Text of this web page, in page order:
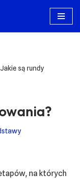
Jakie są rundy
na których